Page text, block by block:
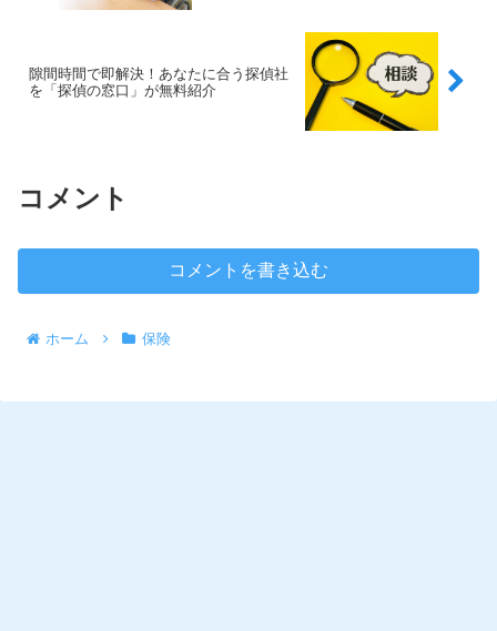
隙間時間で即解決！あなたに合う探偵社
を「探偵の窓口」が無料紹介
コメント
コメントを書き込む
ホーム 保険